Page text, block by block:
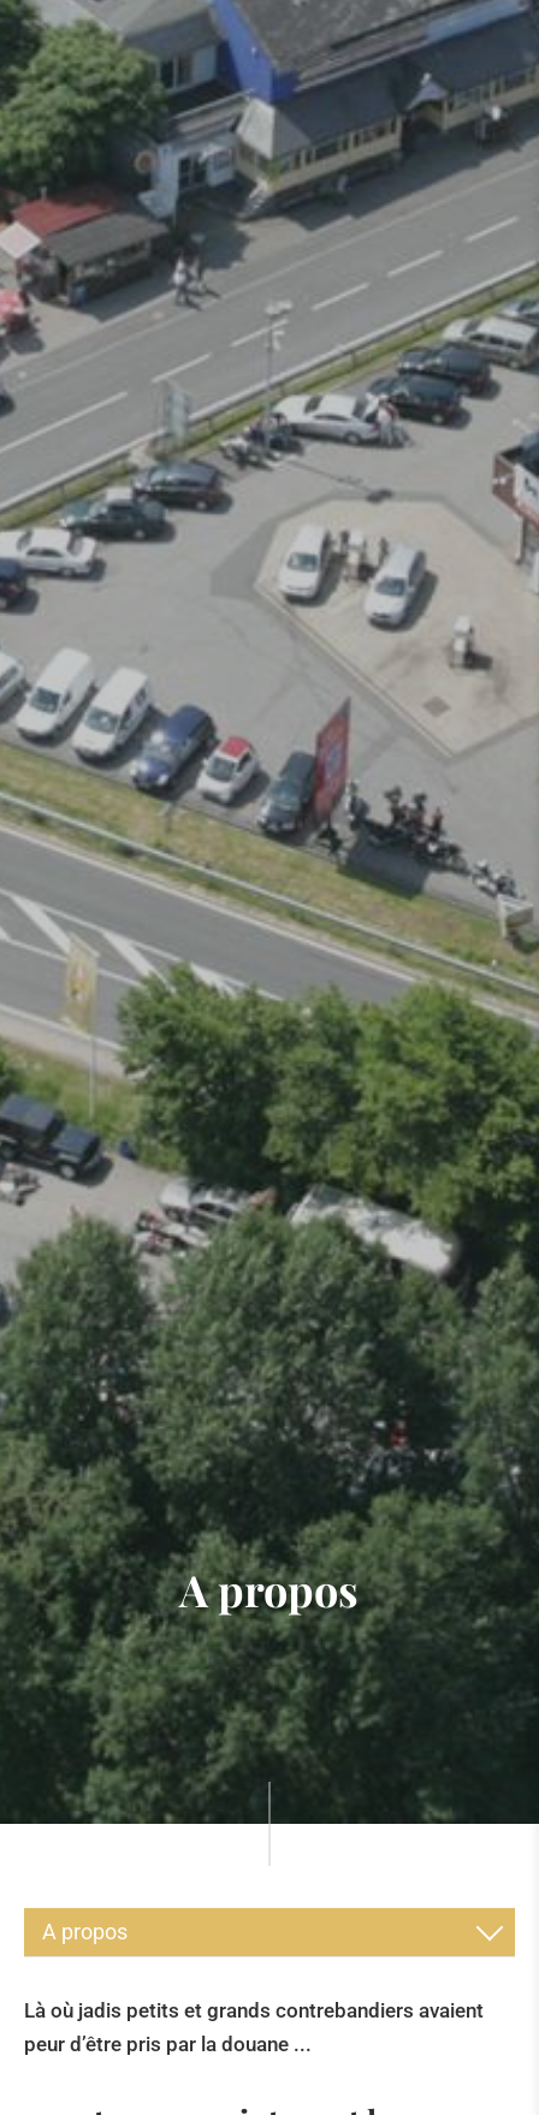
A propos
A propos
HISTOIRE
Là où jadis petits et grands contrebandiers avaient
peur d’être pris par la douane ...